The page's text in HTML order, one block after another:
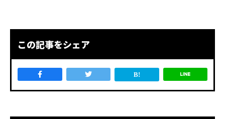
この記事をシェア